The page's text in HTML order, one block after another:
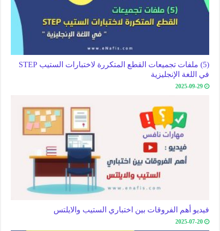
(5) ملفات تجميعات القطع المتكررة لاختبارات الستيب STEP
في اللغة الإنجليزية
2025-09-29
فيديو أهم الفروقات بين اختباري الستيب والايلتس
2025-07-20